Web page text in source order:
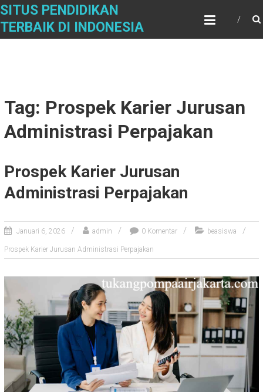
Skip
content
SITUS PENDIDIKAN
TERBAIK DI INDONESIA
Tag: Prospek Karier Jurusan
Administrasi Perpajakan
Prospek Karier Jurusan
Administrasi Perpajakan
Januari 6, 2026 admin 0 Komentar beasiswa
Prospek Karier Jurusan Administrasi Perpajakan